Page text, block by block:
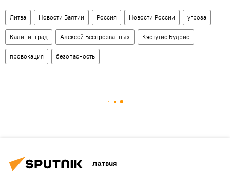
Литва Новости Балтии Россия Новости России угроза
Калининград Алексей Беспрозванных Кястутис Будрис
провокация безопасность
Латвия